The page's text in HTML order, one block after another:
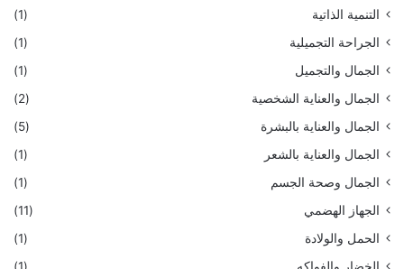
التنمية الذاتية
(1)
الجراحة التجميلية
(1)
الجمال والتجميل
(1)
الجمال والعناية الشخصية
(2)
الجمال والعناية بالبشرة
(5)
الجمال والعناية بالشعر
(1)
الجمال وصحة الجسم
(1)
الجهاز الهضمي
(11)
الحمل والولادة
(1)